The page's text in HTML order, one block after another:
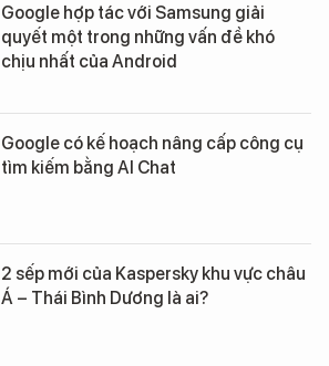
Google hợp tác với Samsung giải
quyết một trong những vấn đề khó
chịu nhất của Android
Google có kế hoạch nâng cấp công cụ
tìm kiếm bằng AI Chat
2 sếp mới của Kaspersky khu vực châu
Á – Thái Bình Dương là ai?